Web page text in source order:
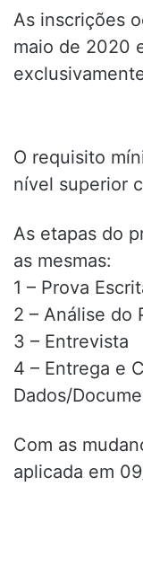
As inscrições
maio de 2020
O requisito
nível superior
As etapas do
as mesmas:
1 – Prova
2 – Análise do
3 – Entrevista
4 – Entrega e
Dados/
Com as
aplicada em